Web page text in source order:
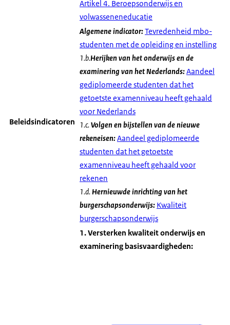
Artikel 4. Beroepsonderwĳs en
volwasseneneducatie
Beleidsindicatoren
Algemene indicator:Tevredenheid mbo-
studenten met de opleiding en instelling
1.b.Herijken van het onderwijs en de
examinering van het Nederlands:Aandeel
gediplomeerde studenten dat het
getoetste examenniveau heeft gehaald
voor Nederlands
1.c.Volgen en bijstellen van de nieuwe
rekeneisen:Aandeel gediplomeerde
studenten dat het getoetste
examenniveau heeft gehaald voor
rekenen
1.d.Hernieuwde inrichting van het
burgerschapsonderwijs: Kwaliteit
burgerschapsonderwijs
1. Versterken kwaliteit onderwijs en
examinering basisvaardigheden: